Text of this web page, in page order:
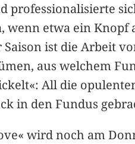
professionalisierte
wenn etwa ein
Saison ist die Arbeit
aus welchem
All die
in den Fundus
wird noch am